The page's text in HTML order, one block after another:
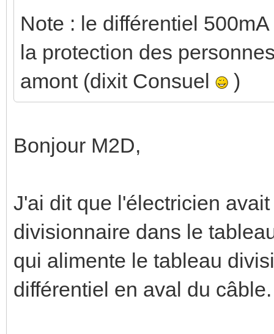
Note : le différentiel
la protection des
amont (dixit Consuel
)
Bonjour M2D,
J'ai dit que l'électricien
divisionnaire dans le
qui alimente le tableau
différentiel en aval du câble.